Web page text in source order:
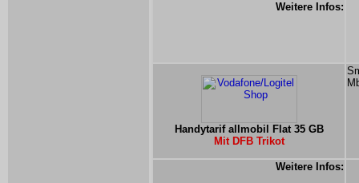
Weitere Infos:
Handytarif allmobil Flat 35 GB
Mit DFB Trikot
Weitere Infos: